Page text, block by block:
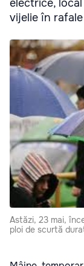
electrice,
vijelie în
Astăzi, 23 mai,
ploi de scurtă